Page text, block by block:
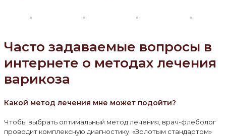
Часто задаваемые вопросы в
интернете о методах лечения
варикоза
Какой метод лечения мне может подойти?
Чтобы выбрать оптимальный метод лечения, врач-флеболог
проводит комплексную диагностику. «Золотым стандартом»